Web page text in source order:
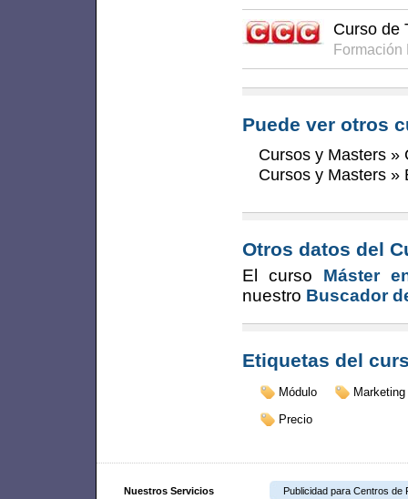
Curso de
Puede ver otros
Cursos y Masters »
Cursos y Masters »
Otros datos del
El curso Máster
nuestro Buscador
Etiquetas del
Módulo
Marketing
Precio
Nuestros Servicios Publicidad para Centros de